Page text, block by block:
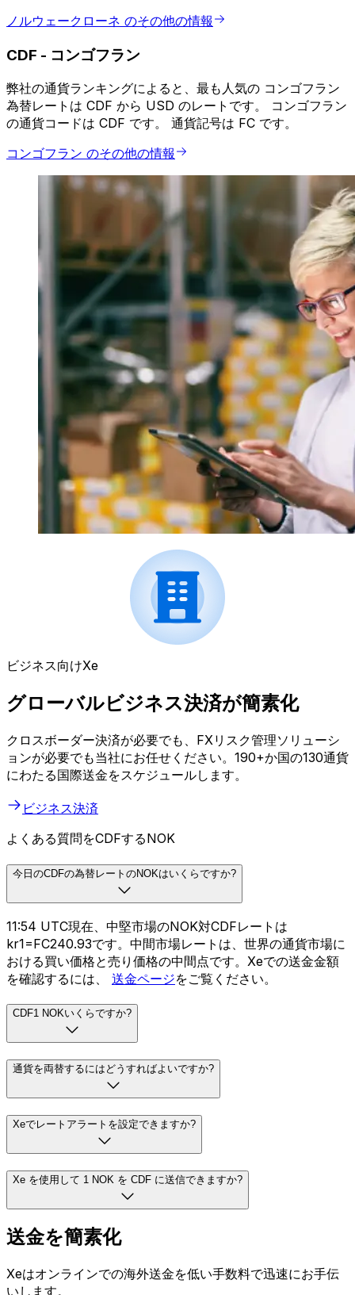
ノルウェークローネ のその他の情報
CDF - コンゴフラン
弊社の通貨ランキングによると、最も人気の コンゴフラン
為替レートは CDF から USD のレートです。 コンゴフラン
の通貨コードは CDF です。 通貨記号は FC です。
コンゴフラン のその他の情報
ビジネス向けXe
グローバルビジネス決済が簡素化
クロスボーダー決済が必要でも、FXリスク管理ソリューシ
ョンが必要でも当社にお任せください。190+か国の130通貨
にわたる国際送金をスケジュールします。
ビジネス決済
よくある質問をCDFするNOK
今日のCDFの為替レートのNOKはいくらですか?
11:54 UTC現在、中堅市場のNOK対CDFレートは
kr1=FC240.93です。中間市場レートは、世界の通貨市場に
おける買い価格と売り価格の中間点です。Xeでの送金金額
を確認するには、 送金ページをご覧ください。
CDF1 NOKいくらですか?
通貨を両替するにはどうすればよいですか?
Xeでレートアラートを設定できますか?
Xe を使用して 1 NOK を CDF に送信できますか?
送金を簡素化
Xeはオンラインでの海外送金を低い手数料で迅速にお手伝
いします。